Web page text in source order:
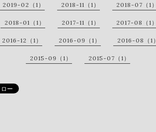
2019-02（1） 2018-11（1） 2018-07（1）
2018-01（1） 2017-11（1） 2017-08（1）
2016-12（1） 2016-09（1） 2016-08（1）
2015-09（1） 2015-07（1）